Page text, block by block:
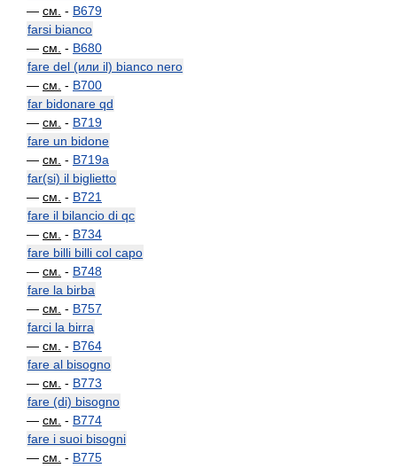
— см. - B679
farsi bianco
— см. - B680
fare del (или il) bianco nero
— см. - B700
far bidonare qd
— см. - B719
fare un bidone
— см. - B719a
far(si) il biglietto
— см. - B721
fare il bilancio di qc
— см. - B734
fare billi billi col capo
— см. - B748
fare la birba
— см. - B757
farci la birra
— см. - B764
fare al bisogno
— см. - B773
fare (di) bisogno
— см. - B774
fare i suoi bisogni
— см. - B775